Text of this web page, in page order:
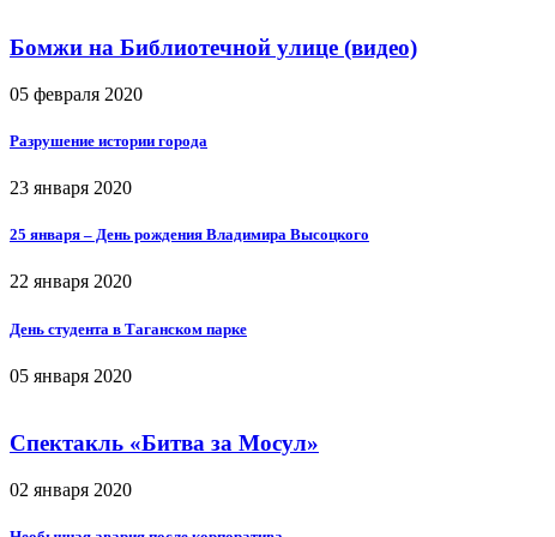
Бомжи на Библиотечной улице (видео)
05 февраля 2020
Разрушение истории города
23 января 2020
25 января – День рождения Владимира Высоцкого
22 января 2020
День студента в Таганском парке
05 января 2020
Спектакль «Битва за Мосул»
02 января 2020